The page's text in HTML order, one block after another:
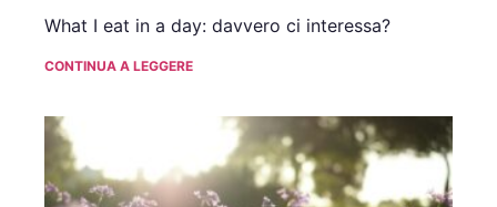
What I eat in a day: davvero ci interessa?
CONTINUA A LEGGERE